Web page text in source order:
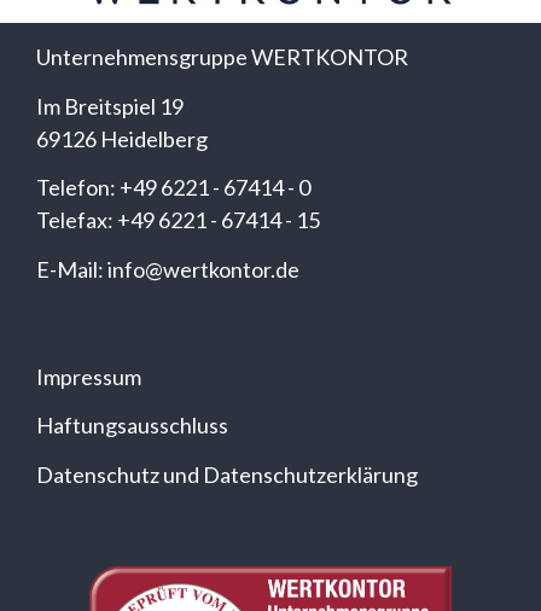
Unternehmensgruppe WERTKONTOR
Im Breitspiel 19
69126 Heidelberg
Telefon: +49 6221 - 67414 - 0
Telefax: +49 6221 - 67414 - 15
E-Mail: info@wertkontor.de
Impressum
Haftungsausschluss
Datenschutz und Datenschutzerklärung